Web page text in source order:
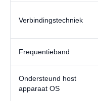
Verbindingstechniek
Frequentieband
Ondersteund host
apparaat OS